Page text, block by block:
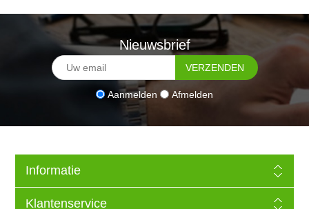
Nieuwsbrief
Aanmelden Afmelden
Informatie
Klantenservice